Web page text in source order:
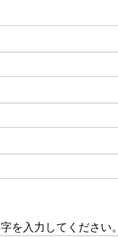
を入力してください。